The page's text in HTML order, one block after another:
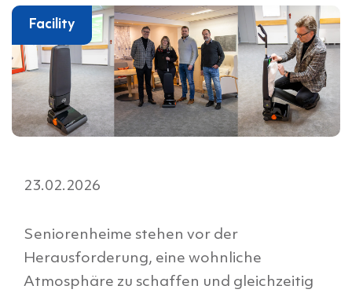
Facility
23.02.2026
Seniorenheime stehen vor der
Herausforderung, eine wohnliche
Atmosphäre zu schaffen und gleichzeitig